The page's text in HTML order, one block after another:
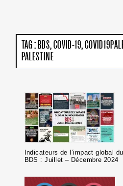
MARSEILLE
CONTRE
L’ARMEMENT
TAG : BDS COVID-19
PALESTINE
Indicateurs de l’impact global
BDS : Juillet – Décembre 2024